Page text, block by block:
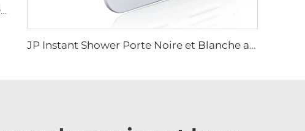
Climatiseur portable JP 220v/50hz 220v/60hz Tout-en-un R134a Mobile Climatisation
JP Instant Shower Porte Noire et Blanche avec Télérégulateur Chauffe-eau Gaz Sans Réservoir pour VR